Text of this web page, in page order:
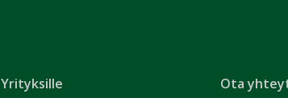
Yrityksille
Ota